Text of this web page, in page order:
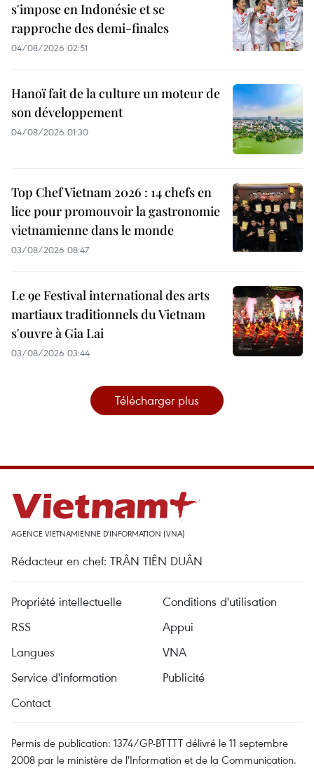
s'impose en Indonésie et se
rapproche des demi-finales
04/08/2026 02:51
Hanoï fait de la culture un moteur de
son développement
04/08/2026 01:30
Top Chef Vietnam 2026 : 14 chefs en
lice pour promouvoir la gastronomie
vietnamienne dans le monde
03/08/2026 08:47
Le 9e Festival international des arts
martiaux traditionnels du Vietnam
s'ouvre à Gia Lai
03/08/2026 03:44
Télécharger plus
AGENCE VIETNAMIENNE D'INFORMATION (VNA)
Rédacteur en chef: TRÂN TIÊN DUÂN
Propriété intellectuelle
Conditions d'utilisation
RSS
Appui
Langues
VNA
Service d'information
Publicité
Contact
Permis de publication: 1374/GP-BTTTT délivré le 11 septembre
2008 par le ministère de l'Information et de la Communication.